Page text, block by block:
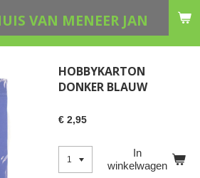
VAN MENEER JAN
HOBBYKARTON
DONKER BLAUW
€ 2,95
In
winkelwagen